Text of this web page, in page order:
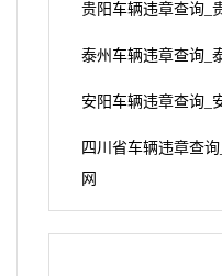
贵阳车辆违章查询_
泰州车辆违章查询_
安阳车辆违章查询_
四川省车辆违章查
网